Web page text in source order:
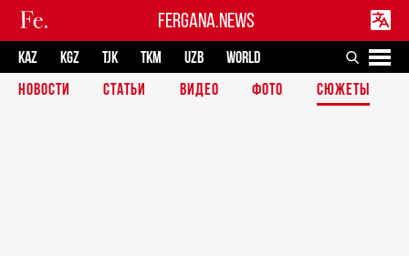
FERGANA.NEWS
KAZ KGZ TJK TKM UZB
WORLD
НОВОСТИ
СТАТЬИ ВИДЕО ФОТО СЮЖЕТЫ